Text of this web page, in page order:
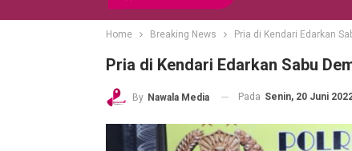
Home Breaking News Pria di Kendari Edarkan
Pria di Kendari Edarkan Sabu
By Nawala Media Pada Senin, 20 Juni